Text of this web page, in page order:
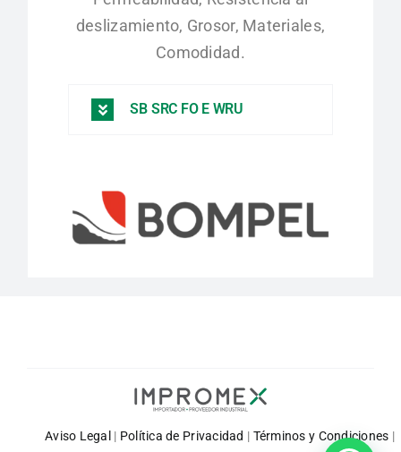
deslizamiento, Grosor, Materiales,
Comodidad.
SB SRC FO E WRU
Aviso Legal | Política de Privacidad | Términos y Condiciones |